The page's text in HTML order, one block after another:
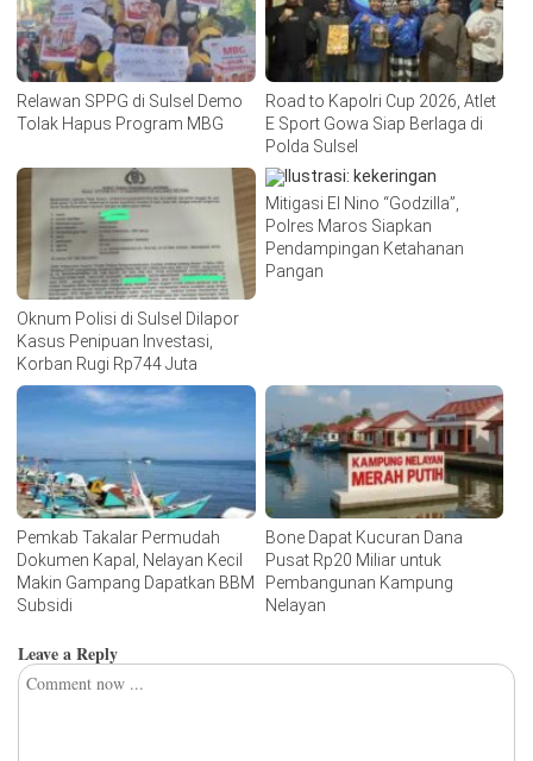
Relawan SPPG di Sulsel Demo
Tolak Hapus Program MBG
Road to Kapolri Cup 2026, Atlet
E Sport Gowa Siap Berlaga di
Polda Sulsel
Oknum Polisi di Sulsel Dilapor
Kasus Penipuan Investasi,
Korban Rugi Rp744 Juta
Mitigasi El Nino “Godzilla”,
Polres Maros Siapkan
Pendampingan Ketahanan
Pangan
Pemkab Takalar Permudah
Dokumen Kapal, Nelayan Kecil
Makin Gampang Dapatkan BBM
Subsidi
Bone Dapat Kucuran Dana
Pusat Rp20 Miliar untuk
Pembangunan Kampung
Nelayan
Leave a Reply